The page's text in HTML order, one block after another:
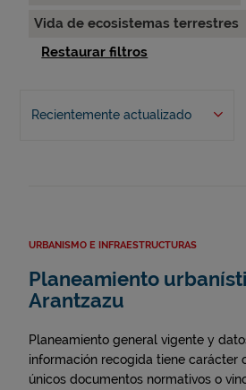
Vida de ecosistemas terrestres
Restaurar filtros
Recientemente actualizado
URBANISMO E INFRAESTRUCTURAS
Planeamiento
Arantzazu
Planeamiento general vigente y
información recogida tiene carácter
únicos documentos normativos o